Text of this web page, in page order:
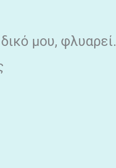
μου, φλυαρεί.